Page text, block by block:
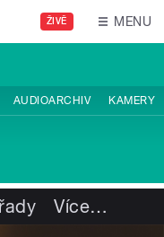
ŽIVĚ MENU
AUDIOARCHIV KAMERY
Více…